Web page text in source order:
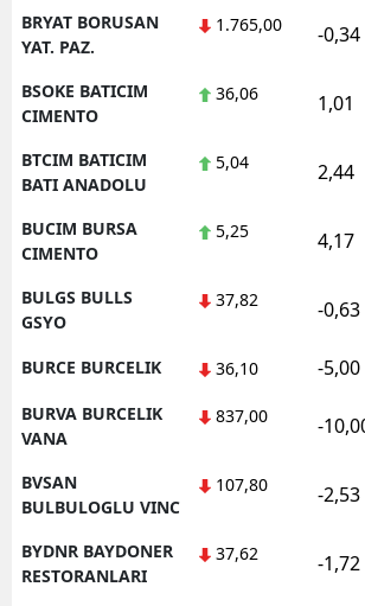
BRYAT BORUSAN
YAT. PAZ.
1.765,00 -0,34
BSOKE BATICIM
CIMENTO
36,06 1,01
BTCIM BATICIM
BATI ANADOLU
5,04 2,44
BUCIM BURSA
CIMENTO
5,25 4,17
BULGS BULLS
GSYO
37,82 -0,63
BURCE BURCELIK 36,10 -5,00
BURVA BURCELIK
VANA
837,00 -
BVSAN
BULBULOGLU VINC
107,80 -2,53
BYDNR BAYDONER
RESTORANLARI
37,62 -1,72